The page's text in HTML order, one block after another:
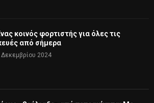
κοινός φορτιστής για όλες τις
από σήμερα
Δεκεμβρίου 2024